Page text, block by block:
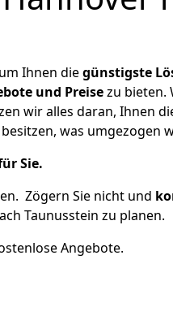
Ihnen diegünstigste
und Preisezu bieten.
wir alles daran, Ihnen
was umgezogen
Sie.
Zögern Sie nicht und
Taunusstein zu planen.
Angebote.